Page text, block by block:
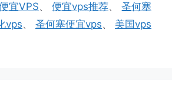
宜VPS、 便宜vps推荐、 圣何塞
vps、 圣何塞便宜vps、 美国vps